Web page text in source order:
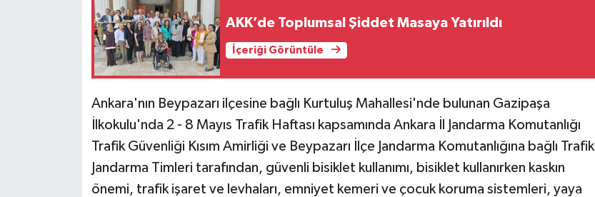
AKK’de Toplumsal Şiddet Masaya Yatırıldı
İçeriği Görüntüle
Ankara'nın Beypazarı ilçesine bağlı Kurtuluş Mahallesi'nde bulunan Gazipaşa
İlkokulu'nda 2 - 8 Mayıs Trafik Haftası kapsamında Ankara İl Jandarma Komutanlığı
Trafik Güvenliği Kısım Amirliği ve Beypazarı İlçe Jandarma Komutanlığına bağlı Trafik
Jandarma Timleri tarafından, güvenli bisiklet kullanımı, bisiklet kullanırken kaskın
önemi, trafik işaret ve levhaları, emniyet kemeri ve çocuk koruma sistemleri, yaya